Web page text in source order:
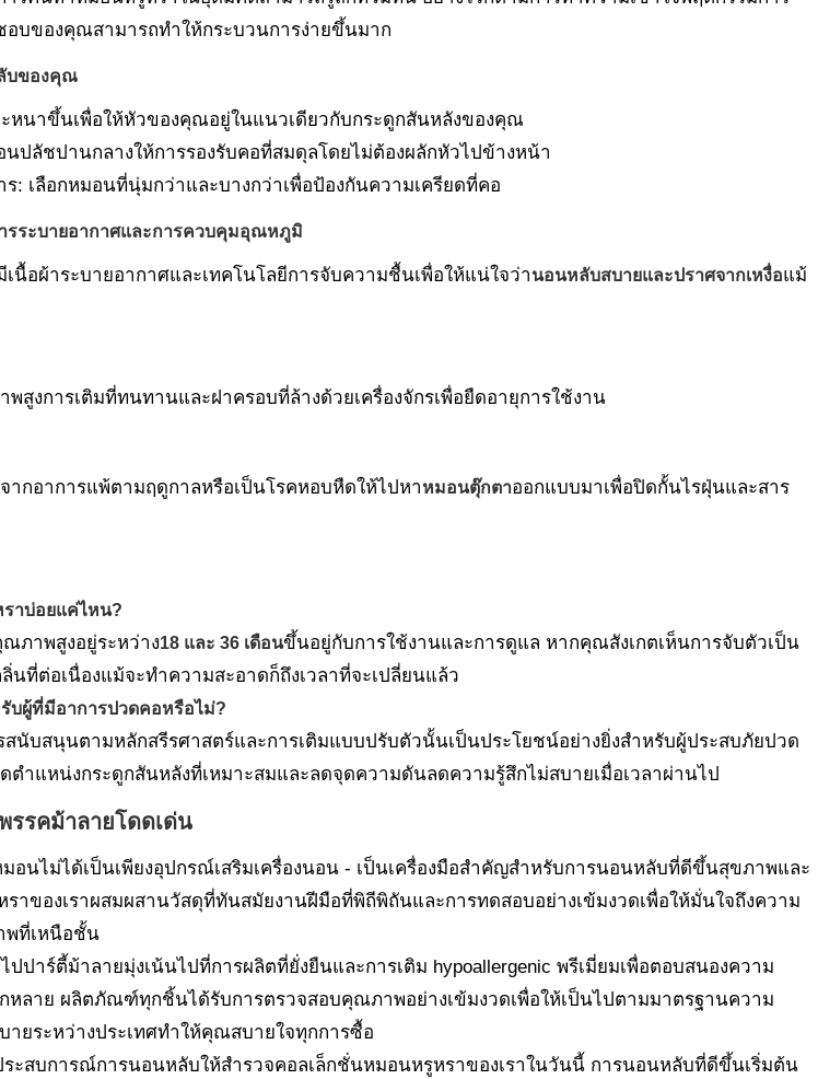
บของคุณสามารถทำให้กระบวนการง่ายขึ้นมาก
บของคุณ
นาขึ้นเพื่อให้หัวของคุณอยู่ในแนวเดียวกับกระดูกสันหลังของคุณ
ปลัชปานกลางให้การรองรับคอที่สมดุลโดยไม่ต้องผลักหัวไปข้างหน้า
: เลือกหมอนที่นุ่มกว่าและบางกว่าเพื่อป้องกันความเครียดที่คอ
รระบายอากาศและการควบคุมอุณหภูมิ
นื้อผ้าระบายอากาศและเทคโนโลยีการจับความชื้นเพื่อให้แน่ใจว่านอนหลับสบายและปราศจากเหงื่อแม้
สูงการเติมที่ทนทานและฝาครอบที่ล้างด้วยเครื่องจักรเพื่อยืดอายุการใช้งาน
กอาการแพ้ตามฤดูกาลหรือเป็นโรคหอบหืดให้ไปหาหมอนตุ๊กตาออกแบบมาเพื่อปิดกั้นไรฝุ่นและสาร
าบ่อยแค่ไหน?
ภาพสูงอยู่ระหว่าง18 และ 36 เดือนขึ้นอยู่กับการใช้งานและการดูแล หากคุณสังเกตเห็นการจับตัวเป็น
นที่ต่อเนื่องแม้จะทำความสะอาดก็ถึงเวลาที่จะเปลี่ยนแล้ว
บผู้ที่มีอาการปวดคอหรือไม่?
นับสนุนตามหลักสรีรศาสตร์และการเติมแบบปรับตัวนั้นเป็นประโยชน์อย่างยิ่งสำหรับผู้ประสบภัยปวด
ตำแหน่งกระดูกสันหลังที่เหมาะสมและลดจุดความดันลดความรู้สึกไม่สบายเมื่อเวลาผ่านไป
รรคม้าลายโดดเด่น
มอนไม่ได้เป็นเพียงอุปกรณ์เสริมเครื่องนอน - เป็นเครื่องมือสำคัญสำหรับการนอนหลับที่ดีขึ้นสุขภาพและ
าของเราผสมผสานวัสดุที่ทันสมัยงานฝีมือที่พิถีพิถันและการทดสอบอย่างเข้มงวดเพื่อให้มั่นใจถึงความ
พที่เหนือชั้น
ปปาร์ตี้ม้าลายมุ่งเน้นไปที่การผลิตที่ยั่งยืนและการเติม hypoallergenic พรีเมี่ยมเพื่อตอบสนองความ
หลาย ผลิตภัณฑ์ทุกชิ้นได้รับการตรวจสอบคุณภาพอย่างเข้มงวดเพื่อให้เป็นไปตามมาตรฐานความ
ยระหว่างประเทศทำให้คุณสบายใจทุกการซื้อ
ะสบการณ์การนอนหลับให้สำรวจคอลเล็กชั่นหมอนหรูหราของเราในวันนี้ การนอนหลับที่ดีขึ้นเริ่มต้น